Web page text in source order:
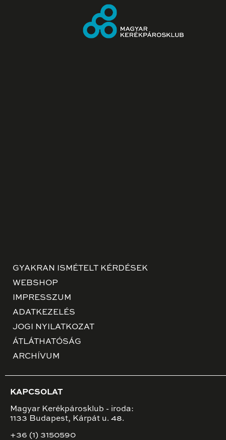
GYAKRAN ISMÉTELT KÉRDÉSEK
WEBSHOP
IMPRESSZUM
ADATKEZELÉS
JOGI NYILATKOZAT
ÁTLÁTHATÓSÁG
ARCHÍVUM
KAPCSOLAT
Magyar Kerékpárosklub - iroda:
1133 Budapest, Kárpát u. 48.
+36 (1) 3150590